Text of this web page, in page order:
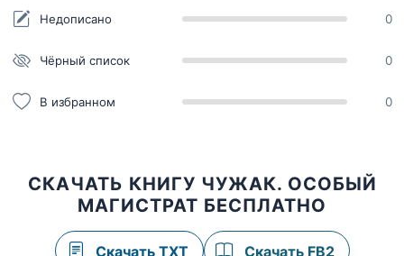
Недописано 0
Чёрный список 0
В избранном 0
СКАЧАТЬ КНИГУ ЧУЖАК. ОСОБЫЙ
МАГИСТРАТ БЕСПЛАТНО
Скачать TXT Скачать FB2